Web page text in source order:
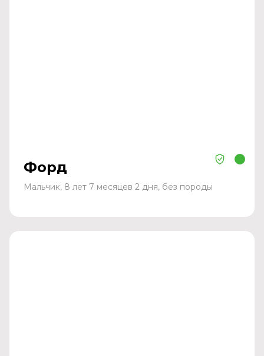
Форд
Мальчик, 8 лет 7 месяцев 2 дня, без породы